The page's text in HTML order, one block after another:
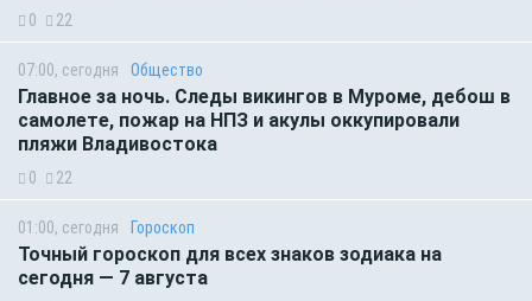
0 22
07:00, сегодня Общество
Главное за ночь. Следы викингов в Муроме, дебош в
самолете, пожар на НПЗ и акулы оккупировали
пляжи Владивостока
0 22
01:00, сегодня Гороскоп
Точный гороскоп для всех знаков зодиака на
сегодня — 7 августа